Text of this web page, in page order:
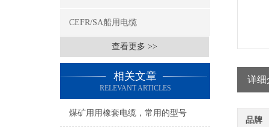
CEFR/SA船用电缆
查看更多 >>
相关文章
RELEVANT ARTICLES
煤矿用用橡套电缆，常用的型号
详细
品牌